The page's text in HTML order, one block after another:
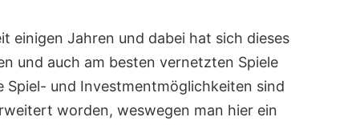
einigen Jahren und dabei hat sich dieses
und auch am besten vernetzten Spiele
Spiel- und Investmentmöglichkeiten sind
worden, weswegen man hier ein